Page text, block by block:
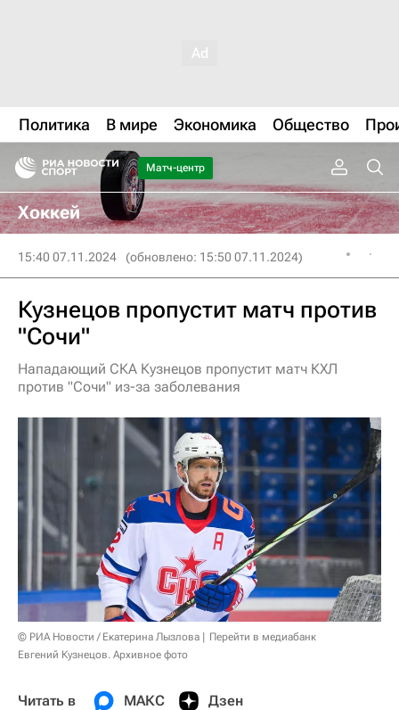
Политика В мире Экономика Общество
Матч-центр
Хоккей
15:40 07.11.2024 (обновлено: 15:50 07.11.2024)
Кузнецов пропустит матч против
"Сочи"
Нападающий СКА Кузнецов пропустит матч КХЛ
против "Сочи" из-за заболевания
© РИА Новости / Екатерина Лызлова
Перейти в медиабанк
Евгений Кузнецов. Архивное фото
Читать в МАКС Дзен